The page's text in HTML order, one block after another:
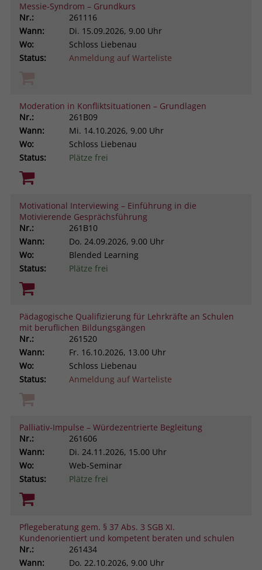
Messie-Syndrom – Grundkurs
Nr.:
261116
Wann:
Di. 15.09.2026, 9.00 Uhr
Wo:
Schloss Liebenau
Status:
Anmeldung auf Warteliste
Moderation in Konfliktsituationen – Grundlagen
Nr.:
261B09
Wann:
Mi. 14.10.2026, 9.00 Uhr
Wo:
Schloss Liebenau
Status:
Plätze frei
Motivational Interviewing – Einführung in die
Motivierende Gesprächsführung
Nr.:
261B10
Wann:
Do. 24.09.2026, 9.00 Uhr
Wo:
Blended Learning
Status:
Plätze frei
Pädagogische Qualifizierung für Lehrkräfte an Schulen
mit beruflichen Bildungsgängen
Nr.:
261520
Wann:
Fr. 16.10.2026, 13.00 Uhr
Wo:
Schloss Liebenau
Status:
Anmeldung auf Warteliste
Palliativ-Impulse – Würdezentrierte Begleitung
Nr.:
261606
Wann:
Di. 24.11.2026, 15.00 Uhr
Wo:
Web-Seminar
Status:
Plätze frei
Pflegeberatung gem. § 37 Abs. 3 SGB XI.
Kundenorientiert und kompetent beraten und schulen
Nr.:
261434
Wann:
Do. 22.10.2026, 9.00 Uhr